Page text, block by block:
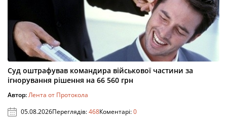
Суд оштрафував командира військової частини за
ігнорування рішення на 66 560 грн
Автор:Лента от Протокола
05.08.2026Переглядів:468Коментарі:0